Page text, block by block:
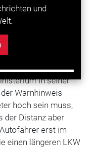
und
Die Räumzeiten
LKW-
es zu Kollisionen
in seiner
Warnhinweis
hoch sein muss,
der Distanz aber
erst im
einen längeren LKW